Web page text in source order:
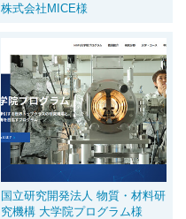
株式会社MICE様
国立研究開発法人 物質・材料研
究機構 大学院プログラム様